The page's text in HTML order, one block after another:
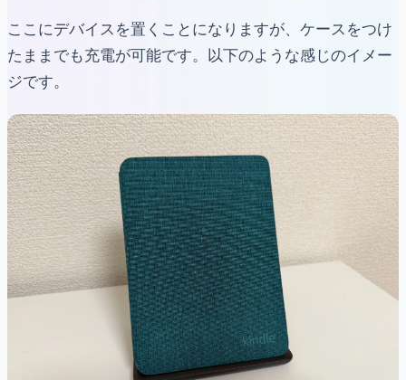
ここにデバイスを置くことになりますが、ケースをつけ
たままでも充電が可能です。以下のような感じのイメー
ジです。